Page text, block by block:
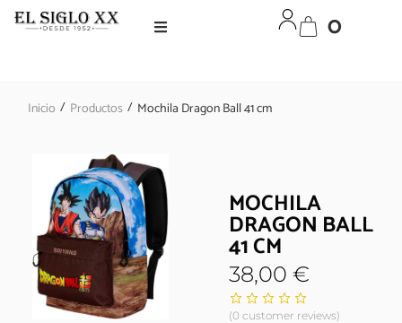
0
Inicio / Productos / Mochila Dragon Ball 41 cm
MOCHILA
DRAGON BALL
41 CM
38,00€
(0 customer reviews)